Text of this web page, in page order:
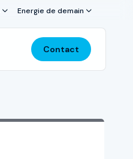
Energie de demain
Contact